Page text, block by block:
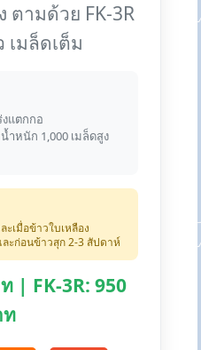
ตามด้วย FK-3R
เมล็ดเต็ม
งแตกกอ
น้ำหนัก 1,000 เมล็ดสูง
ะเมื่อข้าวใบเหลือง
ละก่อนข้าวสุก 2-3 สัปดาห์
| FK-3R: 950